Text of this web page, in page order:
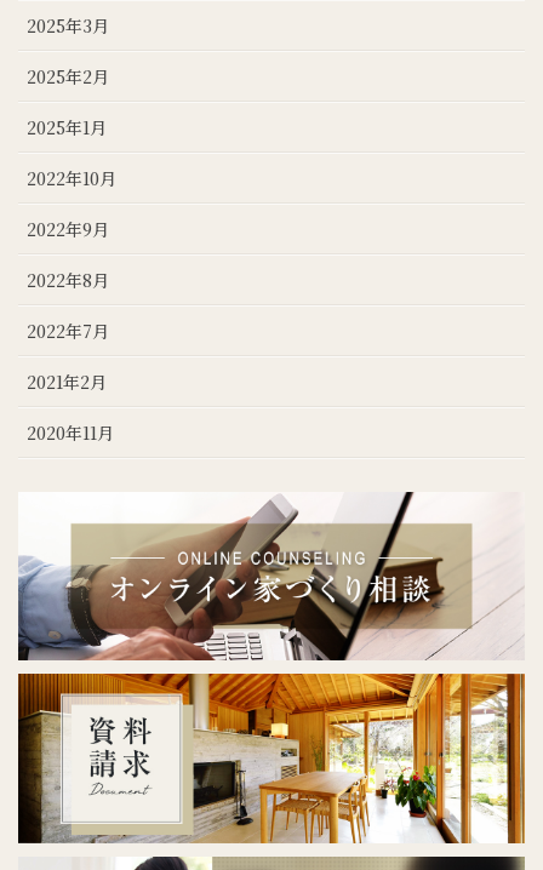
2025年3月
2025年2月
2025年1月
2022年10月
2022年9月
2022年8月
2022年7月
2021年2月
2020年11月